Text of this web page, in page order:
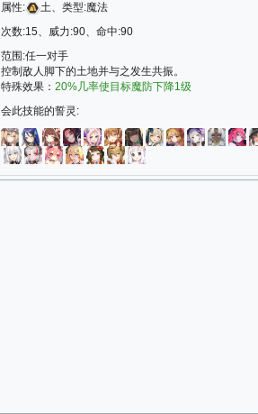
属性:
土、类型:魔法
次数:15、威力:90、命中:90
范围:任一对手
控制敌人脚下的土地并与之发生共振。
特殊效果： 20%几率使目标魔防下降1级
会此技能的誓灵: